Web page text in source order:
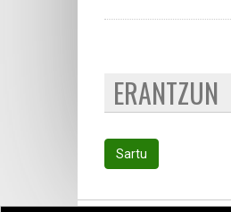
ERANTZUN
Sartu